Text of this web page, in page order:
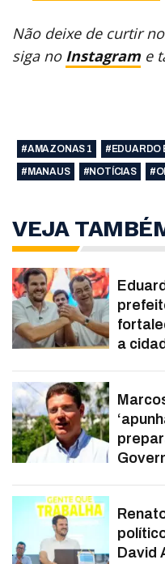
Não deixe de curtir
siga no Instagram e
#AMAZONAS 1 #EDUARDO
#MANAUS
#NOTÍCIAS
VEJA
a
David